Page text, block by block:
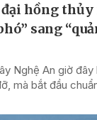
đại hồng
sang
Nghệ An giờ
mà bắt đầu